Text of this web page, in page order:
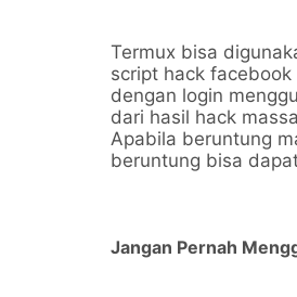
Termux bisa
script hack
dengan login
dari hasil hack
Apabila beruntung
beruntung bisa
Jangan Pernah